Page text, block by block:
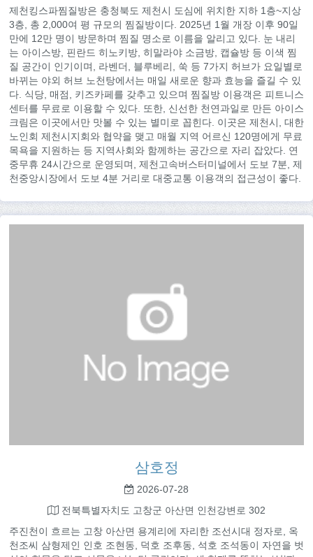
제천킹스파찜질방은 충청북도 제천시 도심에 위치한 지하 1층~지상
3층, 총 2,000여 평 규모의 찜질방이다. 2025년 1월 개장 이후 90일
만에 12만 명이 방문하며 찜질 명소로 이름을 알리고 있다. 눈 내리
는 아이스방, 핀란드 히노키방, 히말라야 소금방, 캡슐방 등 이색 찜
질 공간이 인기이며, 라벤더, 블루베리, 쑥 등 7가지 허브가 요일별로
바뀌는 야외 허브 노천탕에서는 매일 새로운 향과 효능을 즐길 수 있
다. 식당, 매점, 키즈카페를 갖추고 있으며 찜질방 이용객은 피트니스
센터를 무료로 이용할 수 있다. 또한, 신선한 천연과일로 만든 아이스
크림은 이곳에서만 맛볼 수 있는 별미로 꼽힌다. 이곳은 제천시, 대한
노인회 제천시지회와 협약을 맺고 매월 지역 어르신 120명에게 무료
목욕을 지원하는 등 지역사회와 함께하는 공간으로 자리 잡았다. 연
중무휴 24시간으로 운영되며, 제천고속버스터미널에서 도보 7분, 제
천중앙시장에서 도보 4분 거리로 대중교통 이용객의 접근성이 좋다.
삼호정
2026-07-28
전북특별자치도 고창군 아산면 인천강변로 302
주진천이 흐르는 고창 아산면 용계리에 자리한 조선시대 정자로, 옥
천조씨 삼형제인 인호 조현동, 덕호 조후동, 석호 조석동이 자연을 벗